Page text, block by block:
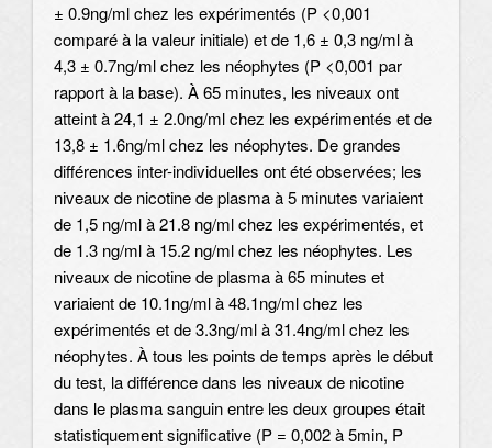
± 0.9ng/ml chez les expérimentés (P <0,001
comparé à la valeur initiale) et de 1,6 ± 0,3 ng/ml à
4,3 ± 0.7ng/ml chez les néophytes (P <0,001 par
rapport à la base). À 65 minutes, les niveaux ont
atteint à 24,1 ± 2.0ng/ml chez les expérimentés et de
13,8 ± 1.6ng/ml chez les néophytes. De grandes
différences inter-individuelles ont été observées; les
niveaux de nicotine de plasma à 5 minutes variaient
de 1,5 ng/ml à 21.8 ng/ml chez les expérimentés, et
de 1.3 ng/ml à 15.2 ng/ml chez les néophytes. Les
niveaux de nicotine de plasma à 65 minutes et
variaient de 10.1ng/ml à 48.1ng/ml chez les
expérimentés et de 3.3ng/ml à 31.4ng/ml chez les
néophytes. À tous les points de temps après le début
du test, la différence dans les niveaux de nicotine
dans le plasma sanguin entre les deux groupes était
statistiquement significative (P = 0,002 à 5min, P